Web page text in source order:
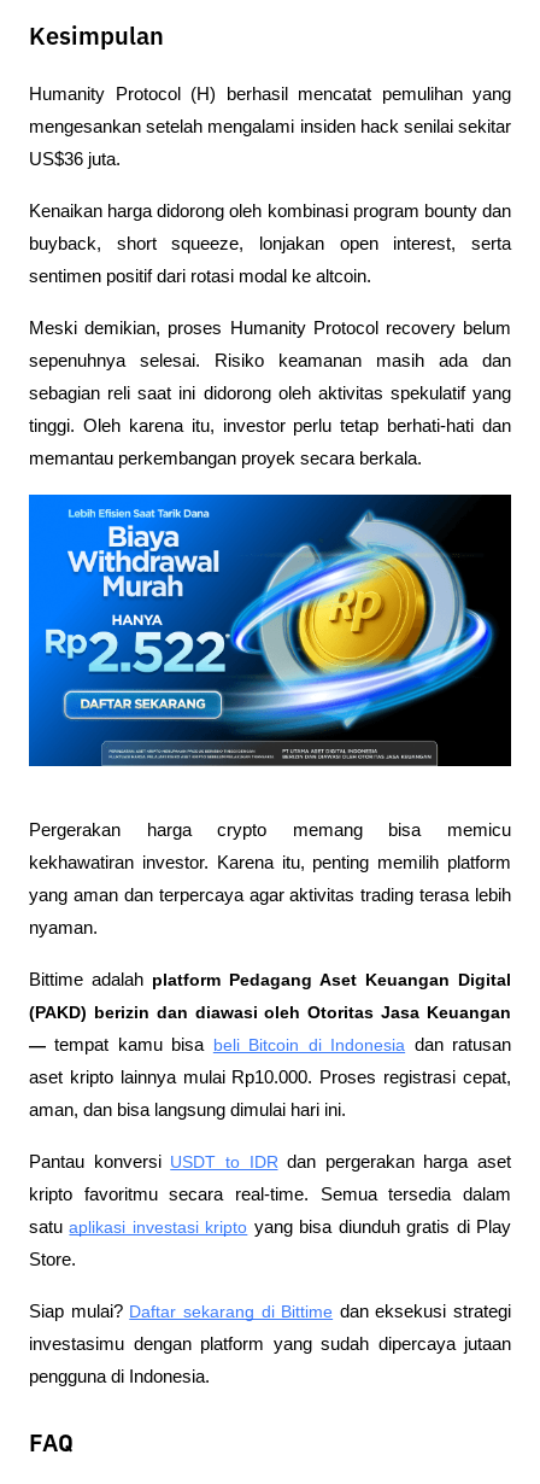
Kesimpulan
Humanity Protocol (H) berhasil mencatat pemulihan yang
mengesankan setelah mengalami insiden hack senilai sekitar
US$36 juta.
Kenaikan harga didorong oleh kombinasi program bounty dan
buyback, short squeeze, lonjakan open interest, serta
sentimen positif dari rotasi modal ke altcoin.
Meski demikian, proses Humanity Protocol recovery belum
sepenuhnya selesai. Risiko keamanan masih ada dan
sebagian reli saat ini didorong oleh aktivitas spekulatif yang
tinggi. Oleh karena itu, investor perlu tetap berhati-hati dan
memantau perkembangan proyek secara berkala.
Pergerakan harga crypto memang bisa memicu
kekhawatiran investor. Karena itu, penting memilih platform
yang aman dan terpercaya agar aktivitas trading terasa lebih
nyaman.
Bittime adalah platform Pedagang Aset Keuangan Digital
(PAKD) berizin dan diawasi oleh Otoritas Jasa Keuangan
— tempat kamu bisa beli Bitcoin di Indonesia dan ratusan
aset kripto lainnya mulai Rp10.000. Proses registrasi cepat,
aman, dan bisa langsung dimulai hari ini.
Pantau konversi USDT to IDR dan pergerakan harga aset
kripto favoritmu secara real-time. Semua tersedia dalam
satu aplikasi investasi kripto yang bisa diunduh gratis di Play
Store.
Siap mulai? Daftar sekarang di Bittime dan eksekusi strategi
investasimu dengan platform yang sudah dipercaya jutaan
pengguna di Indonesia.
FAQ